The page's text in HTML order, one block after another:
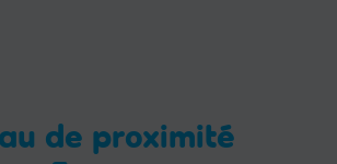
de proximité